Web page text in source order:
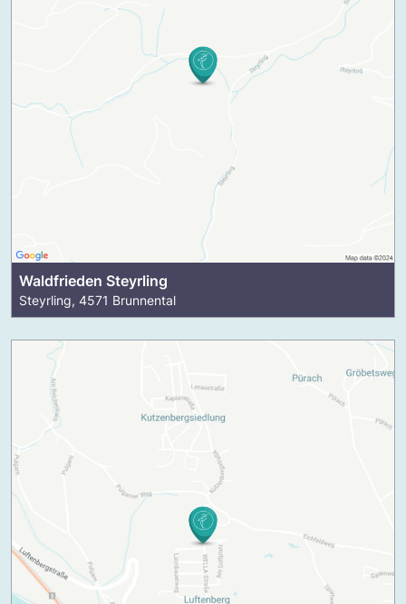
Waldfrieden Steyrling
Steyrling, 4571 Brunnental